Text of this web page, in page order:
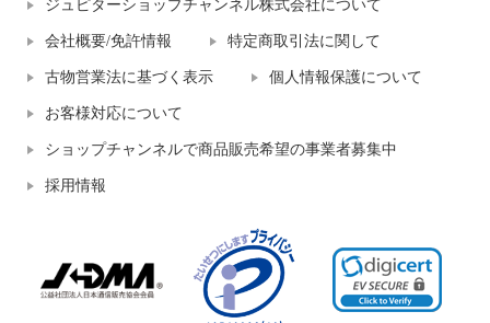
ジュピターショップチャンネル株式会社について
会社概要/免許情報 特定商取引法に関して
古物営業法に基づく表示 個人情報保護について
お客様対応について
ショップチャンネルで商品販売希望の事業者募集中
採用情報